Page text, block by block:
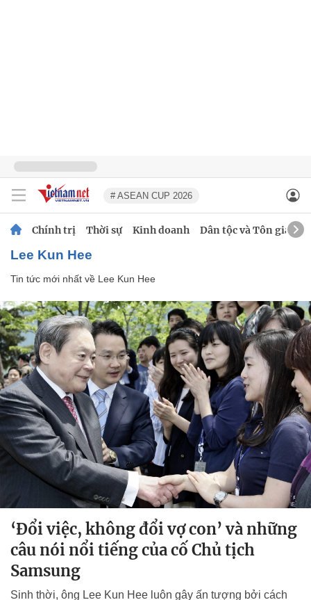
# ASEAN CUP 2026
Chính trị Thời sự Kinh doanh Dân tộc và Tôn giáo
Lee Kun Hee
Tin tức mới nhất về Lee Kun Hee
‘Đổi việc, không đổi vợ con’ và những
câu nói nổi tiếng của cố Chủ tịch
Samsung
Sinh thời, ông Lee Kun Hee luôn gây ấn tượng bởi cách